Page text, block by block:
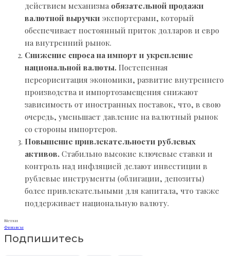
действием механизма обязательной продажи
валютной выручки экспортерами, который
обеспечивает постоянный приток долларов и евро
на внутренний рынок.
Снижение спроса на импорт и укрепление
национальной валюты. Постепенная
переориентация экономики, развитие внутреннего
производства и импортозамещения снижают
зависимость от иностранных поставок, что, в свою
очередь, уменьшает давление на валютный рынок
со стороны импортеров.
Повышение привлекательности рублевых
активов. Стабильно высокие ключевые ставки и
контроль над инфляцией делают инвестиции в
рублевые инструменты (облигации, депозиты)
более привлекательными для капитала, что также
поддерживает национальную валюту.
Метки
Финансы
Подпишитесь